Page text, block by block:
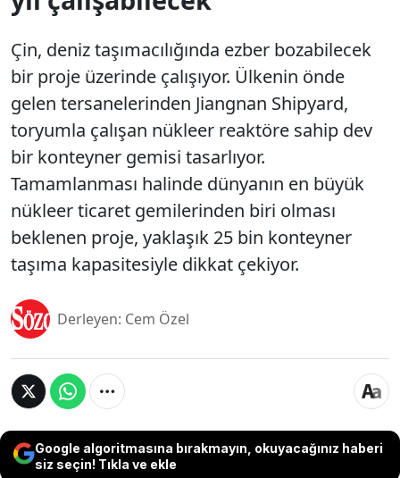
Çin, deniz taşımacılığında ezber bozabilecek
bir proje üzerinde çalışıyor. Ülkenin önde
gelen tersanelerinden Jiangnan Shipyard,
toryumla çalışan nükleer reaktöre sahip dev
bir konteyner gemisi tasarlıyor.
Tamamlanması halinde dünyanın en büyük
nükleer ticaret gemilerinden biri olması
beklenen proje, yaklaşık 25 bin konteyner
taşıma kapasitesiyle dikkat çekiyor.
Derleyen: Cem Özel
Google algoritmasına bırakmayın, okuyacağınız haberi
siz seçin! Tıkla ve ekle